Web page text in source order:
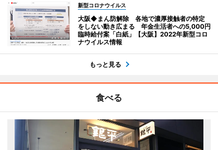
新型コロナウイルス
大阪◆まん防解除 各地で濃厚接触者の特定
をしない動き広まる 年金生活者への5,000円
臨時給付案「白紙」【大阪】2022年新型コロ
ナウイルス情報
もっと見る
食べる